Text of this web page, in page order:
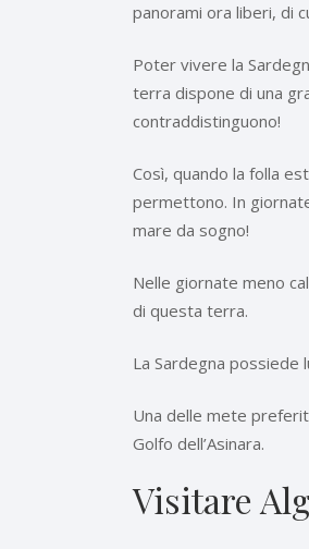
panorami ora liberi, di
Poter vivere la
terra dispone di una
contraddistinguono!
Così, quando la folla
permettono. In
mare da sogno!
Nelle giornate meno
di questa terra.
La Sardegna possiede
Una delle mete
Golfo dell’Asinara.
Visitare